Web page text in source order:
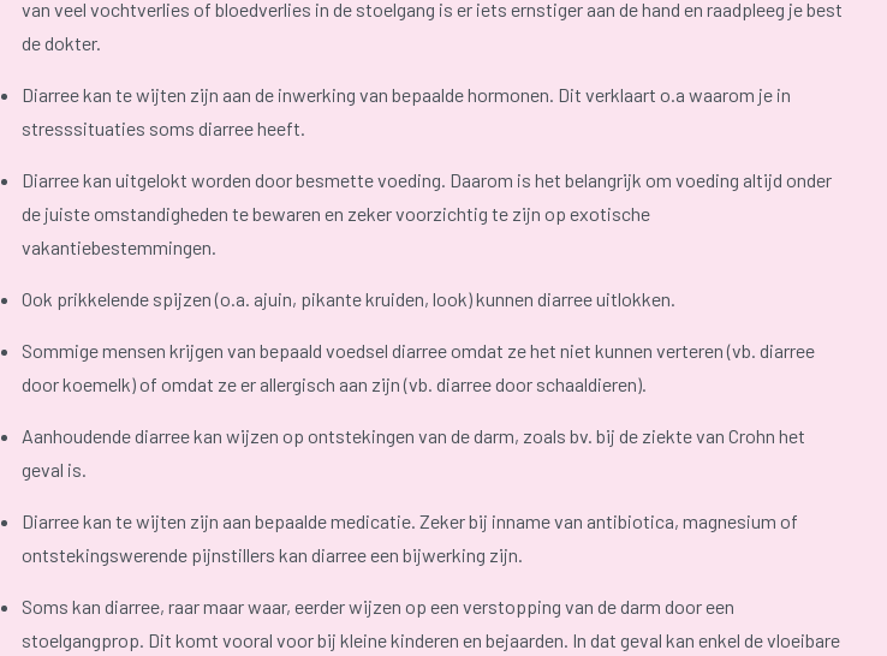
van veel vochtverlies of bloedverlies in de stoelgang is er iets ernstiger aan de hand en raadpleeg je best
de dokter.
Diarree kan te wijten zijn aan de inwerking van bepaalde hormonen. Dit verklaart o.a waarom je in
stresssituaties soms diarree heeft.
Diarree kan uitgelokt worden door besmette voeding. Daarom is het belangrijk om voeding altijd onder
de juiste omstandigheden te bewaren en zeker voorzichtig te zijn op exotische
vakantiebestemmingen.
Ook prikkelende spijzen (o.a. ajuin, pikante kruiden, look) kunnen diarree uitlokken.
Sommige mensen krijgen van bepaald voedsel diarree omdat ze het niet kunnen verteren (vb. diarree
door koemelk) of omdat ze er allergisch aan zijn (vb. diarree door schaaldieren).
Aanhoudende diarree kan wijzen op ontstekingen van de darm, zoals bv. bij de ziekte van Crohn het
geval is.
Diarree kan te wijten zijn aan bepaalde medicatie. Zeker bij inname van antibiotica, magnesium of
ontstekingswerende pijnstillers kan diarree een bijwerking zijn.
Soms kan diarree, raar maar waar, eerder wijzen op een verstopping van de darm door een
stoelgangprop. Dit komt vooral voor bij kleine kinderen en bejaarden. In dat geval kan enkel de vloeibare